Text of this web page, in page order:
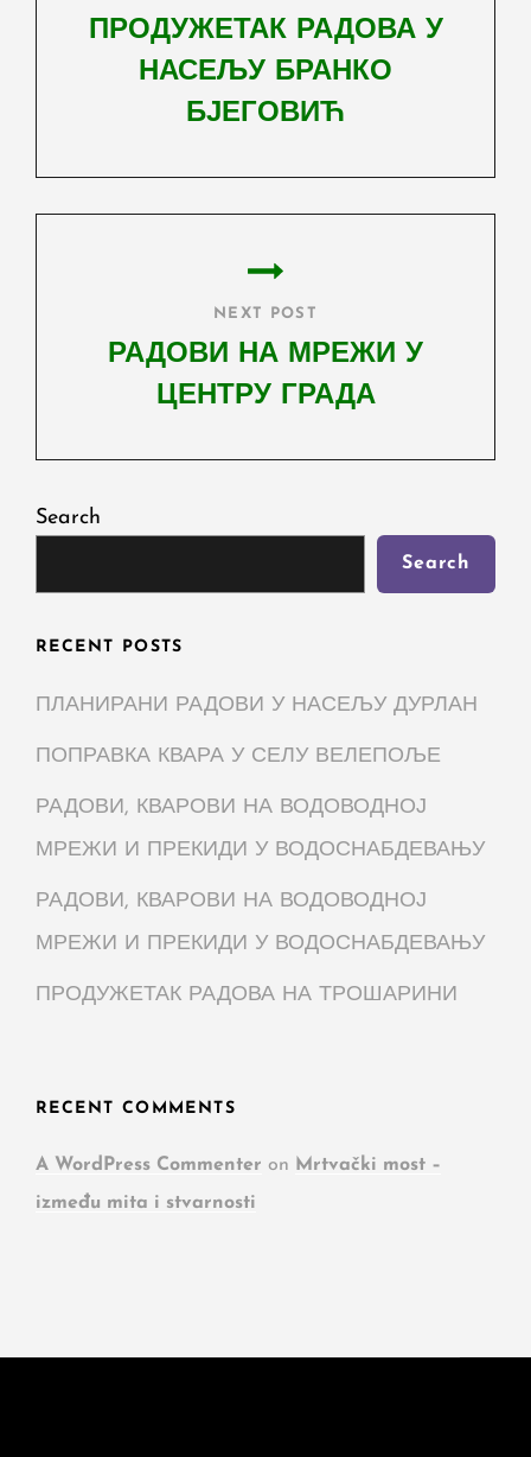
ПРОДУЖЕТАК РАДОВА У
НАСЕЉУ БРАНКО
БЈЕГОВИЋ
Post
NEXT POST
РАДОВИ НА МРЕЖИ У
ЦЕНТРУ ГРАДА
Post
Search
Search
RECENT POSTS
ПЛАНИРАНИ РАДОВИ У НАСЕЉУ ДУРЛАН
ПОПРАВКА КВАРА У СЕЛУ ВЕЛЕПОЉЕ
РАДОВИ, КВАРОВИ НА ВОДОВОДНОЈ
МРЕЖИ И ПРЕКИДИ У ВОДОСНАБДЕВАЊУ
РАДОВИ, КВАРОВИ НА ВОДОВОДНОЈ
МРЕЖИ И ПРЕКИДИ У ВОДОСНАБДЕВАЊУ
ПРОДУЖЕТАК РАДОВА НА ТРОШАРИНИ
RECENT COMMENTS
A WordPress Commenter on Mrtvački most –
između mita i stvarnosti